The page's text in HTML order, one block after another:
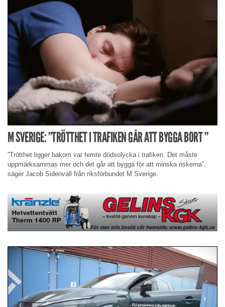
M SVERIGE: ”TRÖTTHET I TRAFIKEN GÅR ATT BYGGA BORT ”
”Trötthet ligger bakom var femte dödsolycka i trafiken. Det måste
uppmärksammas mer och det går att bygga för att minska riskerna”,
säger Jacob Sidenvall från riksförbundet M Sverige.